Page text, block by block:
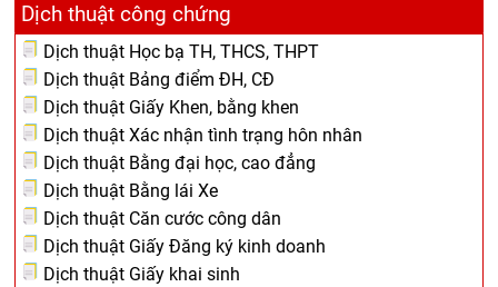
Dịch thuật công chứng
Dịch thuật Học bạ TH, THCS, THPT
Dịch thuật Bảng điểm ĐH, CĐ
Dịch thuật Giấy Khen, bằng khen
Dịch thuật Xác nhận tình trạng hôn nhân
Dịch thuật Bằng đại học, cao đẳng
Dịch thuật Bằng lái Xe
Dịch thuật Căn cước công dân
Dịch thuật Giấy Đăng ký kinh doanh
Dịch thuật Giấy khai sinh